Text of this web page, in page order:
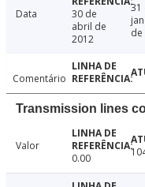
Data
30 de
abril de
2012
31
de
Comentário
Transmission lines
Valor
0.00